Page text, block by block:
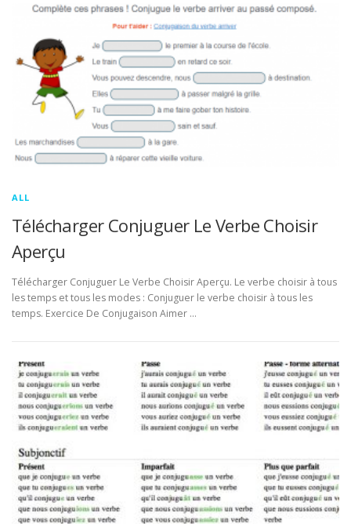
ALL
Télécharger Conjuguer Le Verbe Choisir
Aperçu
Télécharger Conjuguer Le Verbe Choisir Aperçu. Le verbe choisir à tous
les temps et tous les modes : Conjuguer le verbe choisir à tous les
temps. Exercice De Conjugaison Aimer …